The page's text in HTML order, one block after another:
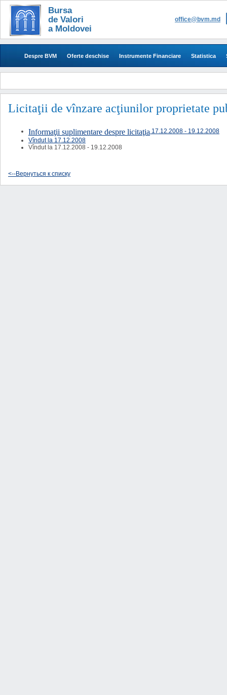
Bursa
de Valori
a Moldovei
office@bvm.md
Despre BVM Oferte deschise Instrumente Financiare Statistica
Licitaţii de vînzare acţiunilor proprietate
Informaţii suplimentare despre licitaţia 17.12.2008 - 19.12.2008
Vîndut la 17.12.2008
Vîndut la 17.12.2008 - 19.12.2008
<--Вернуться к списку